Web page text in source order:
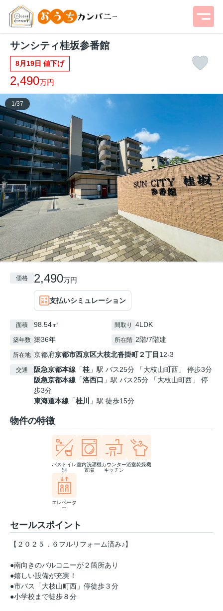
サンシティ桂坂参番館
8月19日 値下げ
2,490万円
1 /37
価格 2,490万円
支払いシミュレーション
面積 98.54㎡ 間取り 4LDK
築年数 築36年 所在階 2階/7階建
所在地 京都府京都市西京区大枝北沓掛町２丁目 12-3
交通 阪急京都本線 「桂 」駅 バス25分 「大枝山町西」 停歩3分
阪急京都本線 「洛西口 」駅 バス25分 「大枝山町西」 停
歩3分
東海道本線 「桂川 」駅 徒歩15分
物件の特徴
バストイレ
別
室内洗濯機
置場
カウンター
キッチン
浴室乾燥機
エレベータ
ー
セールスポイント
【２０２５．６フルリフォーム済み♪】
●南向きのバルコニーが２箇所あり
●嬉しい設備が充実！
●市バス「大枝山町西」停徒歩３分
●小学校まで徒歩８分